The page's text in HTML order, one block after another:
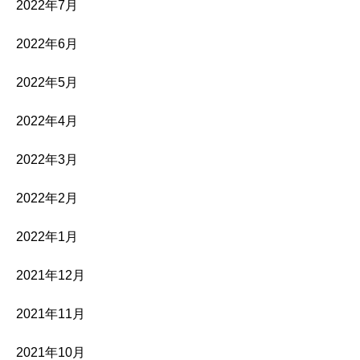
2022年7月
2022年6月
2022年5月
2022年4月
2022年3月
2022年2月
2022年1月
2021年12月
2021年11月
2021年10月